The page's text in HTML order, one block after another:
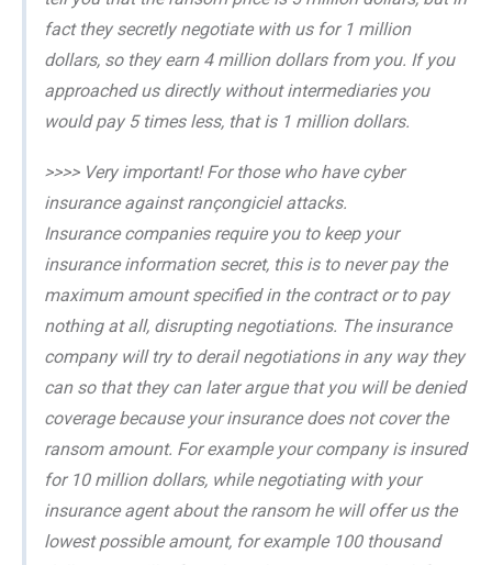
fact they secretly negotiate with us for 1 million
dollars, so they earn 4 million dollars from you. If you
approached us directly without intermediaries you
would pay 5 times less, that is 1 million dollars.
>>>> Very important! For those who have cyber
insurance against rançongiciel attacks.
Insurance companies require you to keep your
insurance information secret, this is to never pay the
maximum amount specified in the contract or to pay
nothing at all, disrupting negotiations. The insurance
company will try to derail negotiations in any way they
can so that they can later argue that you will be denied
coverage because your insurance does not cover the
ransom amount. For example your company is insured
for 10 million dollars, while negotiating with your
insurance agent about the ransom he will offer us the
lowest possible amount, for example 100 thousand